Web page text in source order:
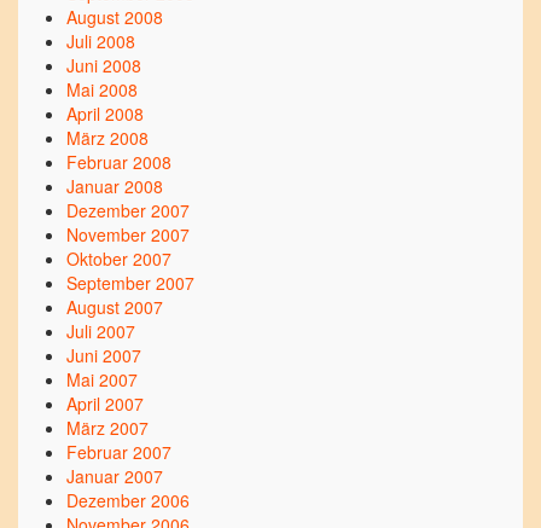
August 2008
Juli 2008
Juni 2008
Mai 2008
April 2008
März 2008
Februar 2008
Januar 2008
Dezember 2007
November 2007
Oktober 2007
September 2007
August 2007
Juli 2007
Juni 2007
Mai 2007
April 2007
März 2007
Februar 2007
Januar 2007
Dezember 2006